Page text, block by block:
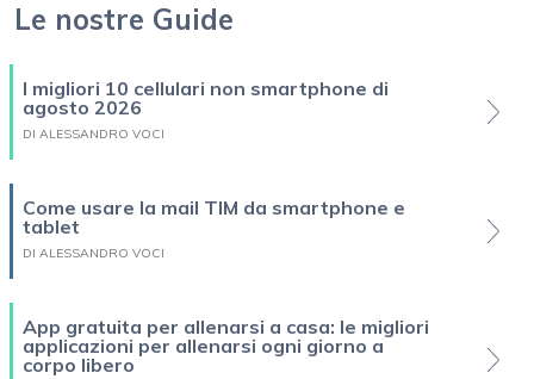
Le nostre Guide
I migliori 10 cellulari non smartphone di
agosto 2026
DI ALESSANDRO VOCI
Come usare la mail TIM da smartphone e
tablet
DI ALESSANDRO VOCI
App gratuita per allenarsi a casa: le migliori
applicazioni per allenarsi ogni giorno a
corpo libero